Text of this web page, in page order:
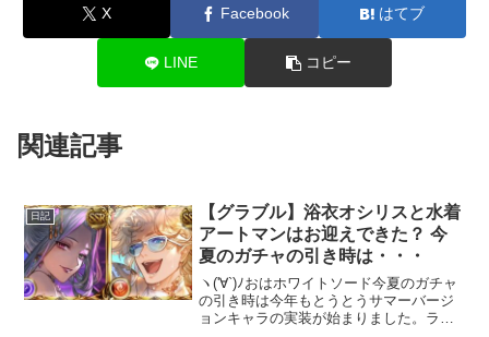
X Facebook はてブ
LINE コピー
関連記事
日記
【グラブル】浴衣オシリスと水着
アートマンはお迎えできた？ 今
夏のガチャの引き時は・・・
ヽ('∀`)ﾉおはホワイトソード今夏のガチャ
の引き時は今年もとうとうサマーバージ
ョンキャラの実装が始まりました。ライ